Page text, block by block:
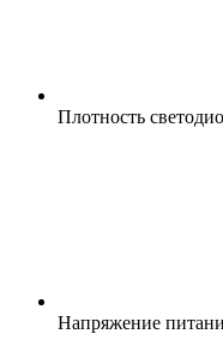
Плотность
Напряжение